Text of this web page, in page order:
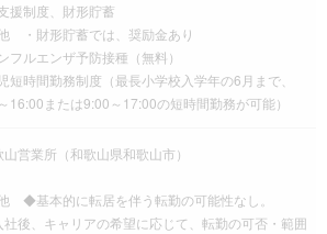
援制度、財形貯蓄
・財形貯蓄では、奨励金あり
フルエンザ予防接種（無料）
短時間勤務制度（最長小学校入学年の6月まで、
16:00または9:00～17:00の短時間勤務が可能）
山営業所（和歌山県和歌山市）
◆基本的に転居を伴う転勤の可能性なし。
後、キャリアの希望に応じて、転勤の可否・範囲